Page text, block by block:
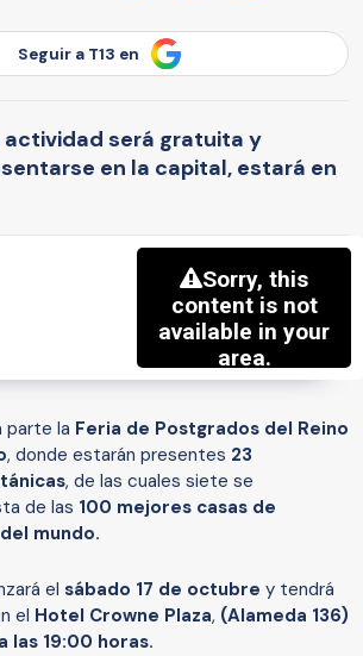
Seguir a T13 en
actividad será gratuita y
en la capital, estará en
parte la Feria de Postgrados del Reino
, donde estarán presentes 23
, de las cuales siete se
de las 100 mejores casas de
mundo.
el sábado 17 de octubre y tendrá
el Hotel Crowne Plaza, (Alameda 136)
las 19:00 horas.